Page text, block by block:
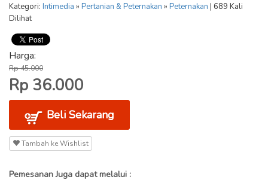
Kategori: Intimedia » Pertanian & Peternakan » Peternakan | 689 Kali
Dilihat
Harga:
Rp 45.000
Rp 36.000
Beli Sekarang
Tambah ke Wishlist
Pemesanan Juga dapat melalui :